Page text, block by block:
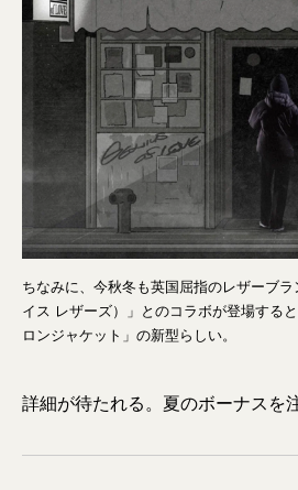
ちなみに、今秋冬も英国屈指のレザーブ
イス レザーズ）」とのコラボが登場する
ロンジャケット」の新型らしい。
詳細が待たれる。夏のボーナスを